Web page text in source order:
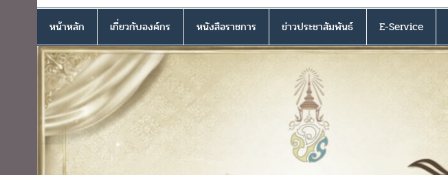
หน้าหลัก เกี่ยวกับองค์กร หนังสือราชการ ข่าวประชาสัมพันธ์ E-Service